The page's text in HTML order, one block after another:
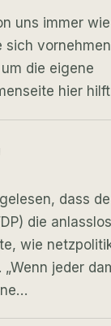
uns immer
die eigene
hier
dass
die
wie
jeder